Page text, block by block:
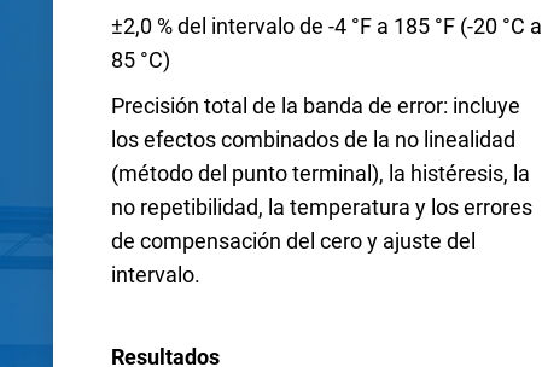
±2,0 % del intervalo de -4 °F a 185 °F (-20 °C a
85 °C)
Precisión total de la banda de error: incluye
los efectos combinados de la no linealidad
(método del punto terminal), la histéresis, la
no repetibilidad, la temperatura y los errores
de compensación del cero y ajuste del
intervalo.
Resultados